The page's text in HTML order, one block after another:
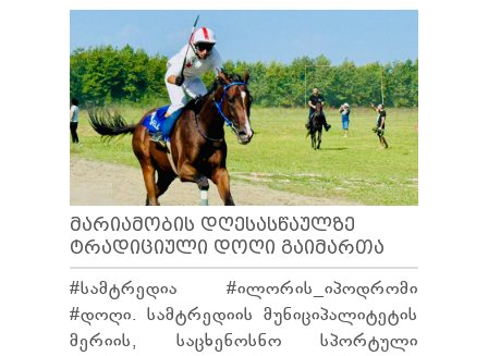
ᲛᲐᲠᲘᲐᲛᲝᲑᲘᲡ ᲓᲦᲔᲡᲐᲡᲬᲐᲣᲚᲖᲔ
ᲢᲠᲐᲓᲘᲪᲘᲣᲚᲘ ᲓᲝᲦᲘ ᲒᲐᲘᲛᲐᲠᲗᲐ
#სამტრედია #ილორის_იპოდრომი
#დოღი. სამტრედიის მუნიციპალიტეტის
მერიის, საცხენოსნო სპორტული